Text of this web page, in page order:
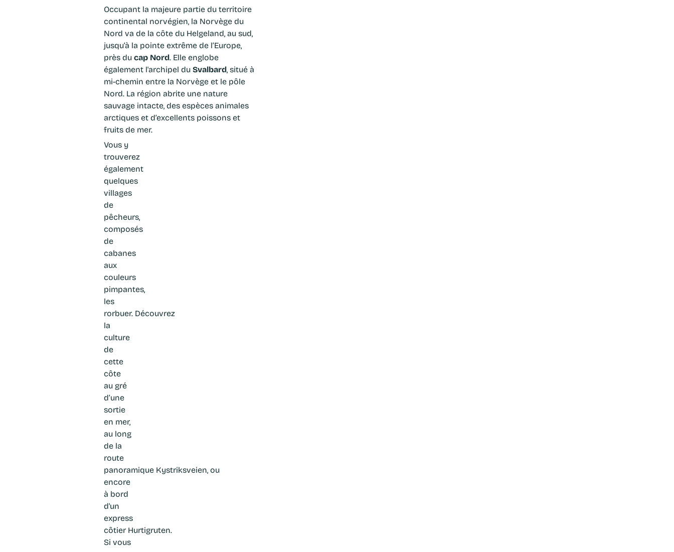
Occupant la majeure partie du territoire
continental norvégien, la Norvège du
Nord va de la côte du Helgeland, au sud,
jusqu’à la pointe extrême de l’Europe,
près ducap Nord. Elle englobe
également l'archipel duSvalbard, situé à
mi-chemin entre la Norvège et le pôle
Nord. La région abrite une nature
sauvage intacte, des espèces animales
arctiques et d’excellents poissons et
fruits de mer.
Vous y
trouverez
également
quelques
villages
de
pêcheurs,
composés
de
cabanes
aux
couleurs
pimpantes,
les
rorbuer. Découvrez
la
culture
de
cette
côte
au gré
d’une
sortie
en mer,
au long
de la
route
panoramique Kystriksveien, ou
encore
à bord
d'un
express
côtier Hurtigruten.
Si vous